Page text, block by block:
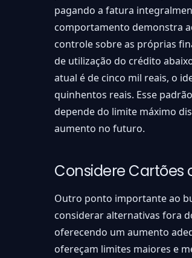
pagando a fatura
comportamento demonstra
controle sobre as próprias
de utilização do crédito
atual é de cinco mil reais, o
quinhentos reais. Esse
depende do limite máximo
aumento no futuro.
Considere Cartões
Outro ponto importante ao
considerar alternativas fora
oferecendo um aumento
ofereçam limites maiores e